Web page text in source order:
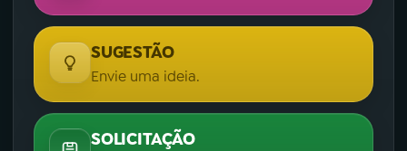
SUGESTÃO
Envie uma ideia.
SOLICITAÇÃO